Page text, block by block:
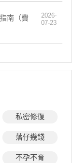
南（費
2026-
07-23
私密修復
落仔幾錢
不孕不育